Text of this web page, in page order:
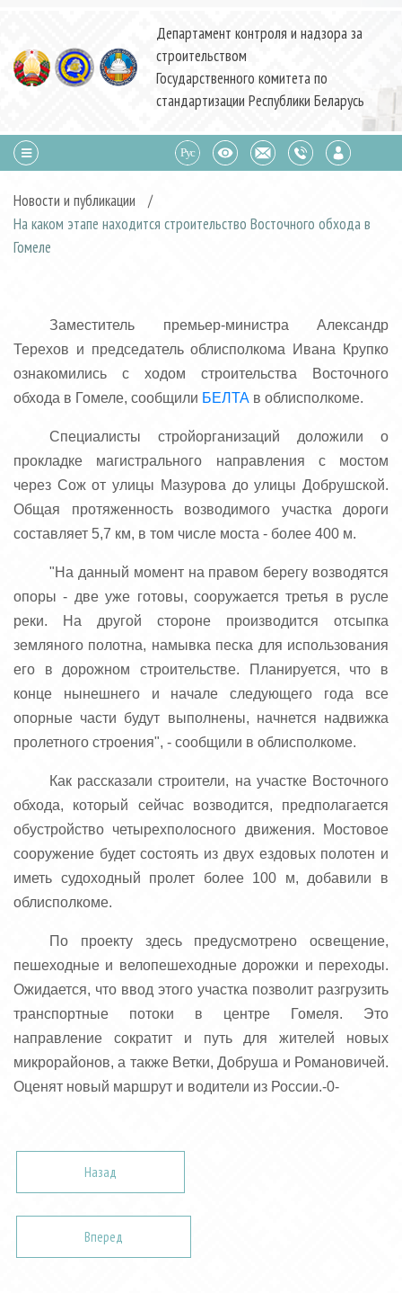
Департамент контроля и надзора за
строительством
Государственного комитета по
стандартизации Республики Беларусь
Новости и публикации
/
На каком этапе находится строительство Восточного обхода в
Гомеле
Заместитель премьер-министра Александр
Терехов и председатель облисполкома Ивана Крупко
ознакомились с ходом строительства Восточного
обхода в Гомеле, сообщили БЕЛТА в облисполкоме.
Специалисты стройорганизаций доложили о
прокладке магистрального направления с мостом
через Сож от улицы Мазурова до улицы Добрушской.
Общая протяженность возводимого участка дороги
составляет 5,7 км, в том числе моста - более 400 м.
"На данный момент на правом берегу возводятся
опоры - две уже готовы, сооружается третья в русле
реки. На другой стороне производится отсыпка
земляного полотна, намывка песка для использования
его в дорожном строительстве. Планируется, что в
конце нынешнего и начале следующего года все
опорные части будут выполнены, начнется надвижка
пролетного строения", - сообщили в облисполкоме.
Как рассказали строители, на участке Восточного
обхода, который сейчас возводится, предполагается
обустройство четырехполосного движения. Мостовое
сооружение будет состоять из двух ездовых полотен и
иметь судоходный пролет более 100 м, добавили в
облисполкоме.
По проекту здесь предусмотрено освещение,
пешеходные и велопешеходные дорожки и переходы.
Ожидается, что ввод этого участка позволит разгрузить
транспортные потоки в центре Гомеля. Это
направление сократит и путь для жителей новых
микрорайонов, а также Ветки, Добруша и Романовичей.
Оценят новый маршрут и водители из России.-0-
Назад
Вперед